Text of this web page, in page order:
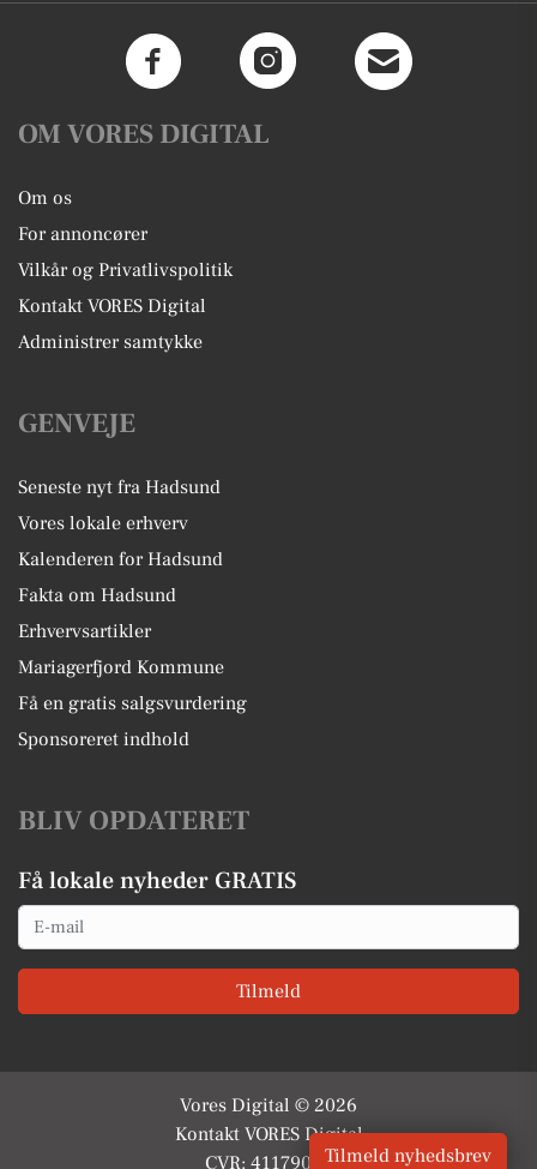
OM VORES DIGITAL
Om os
For annoncører
Vilkår og Privatlivspolitik
Kontakt VORES Digital
Administrer samtykke
GENVEJE
Seneste nyt fra Hadsund
Vores lokale erhverv
Kalenderen for Hadsund
Fakta om Hadsund
Erhvervsartikler
Mariagerfjord Kommune
Få en gratis salgsvurdering
Sponsoreret indhold
BLIV OPDATERET
Få lokale nyheder GRATIS
Email
Tilmeld
Vores Digital © 2026
Kontakt VORES Digital
CVR: 41179082Tilmeld nyhedsbrev